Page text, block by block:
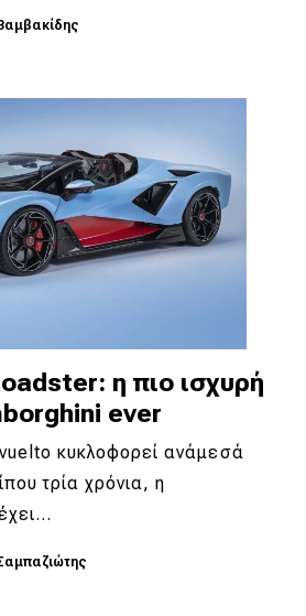
η πιο ισχυρή
ever
κυκλοφορεί ανάμεσά
τρία χρόνια, η